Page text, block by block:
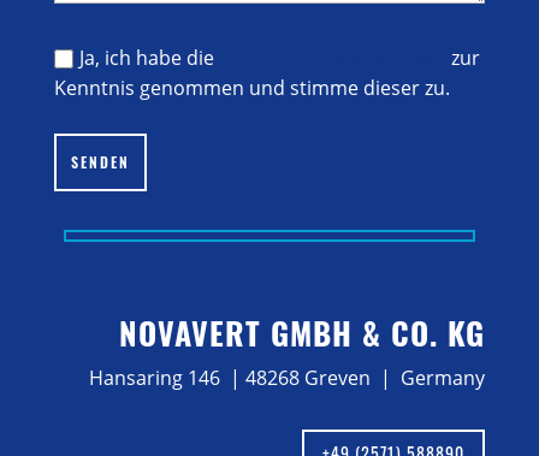
Ja, ich habe die
zur
Kenntnis genommen und stimme dieser zu.
Bitte lasse dieses Feld leer.
SENDEN
NOVAVERT GMBH & CO. KG
Hansaring 146 | 48268 Greven | Germany